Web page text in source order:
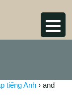
tiếng Anh › and